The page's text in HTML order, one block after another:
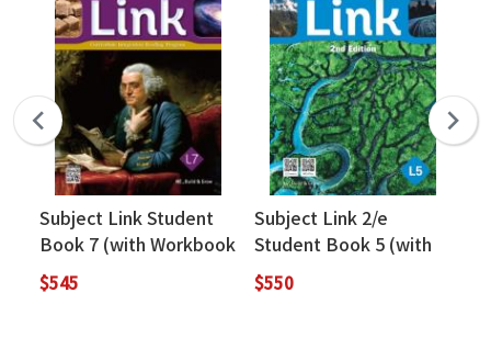
Subject Link Student
Book 7 (with Workbook
+ MP3 QR Code
download)
$545
Subject Link 2/e
Student Book 5 (with
workbook)
$550